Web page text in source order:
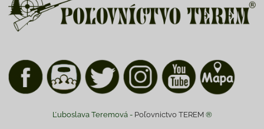
Ľuboslava Teremová - Poľovnictvo TEREM®